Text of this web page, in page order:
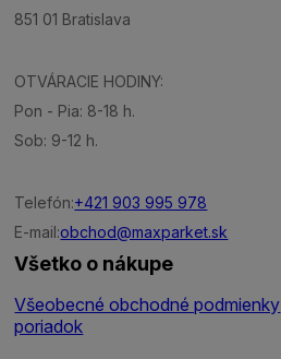
851 01 Bratislava
OTVÁRACIE HODINY:
Pon - Pia: 8-18 h.
Sob: 9-12 h.
Telefón:+421 903 995 978
E-mail:obchod@maxparket.sk
Všetko o nákupe
Všeobecné obchodné podmienky
poriadok